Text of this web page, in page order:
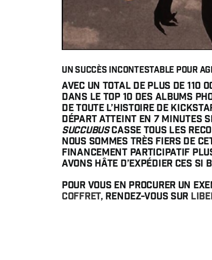
Un succès incontestable pour
Avec un total de plus de 110
dans le top 10 des albums
de toute l’histoire de
départ atteint en 7 minutes
Succubuscasse tous les
Nous sommes très fiers de
financement participatif
avons hâte d’expédier ces si
Pour vous en procurer un
coffret, rendez-vous sur